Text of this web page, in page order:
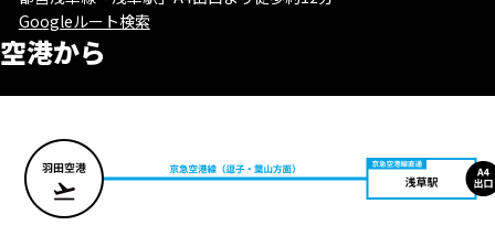
Googleルート検索
空港から